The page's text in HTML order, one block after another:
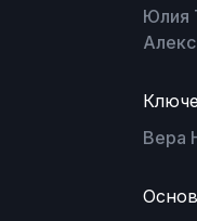
Юлия
Вера